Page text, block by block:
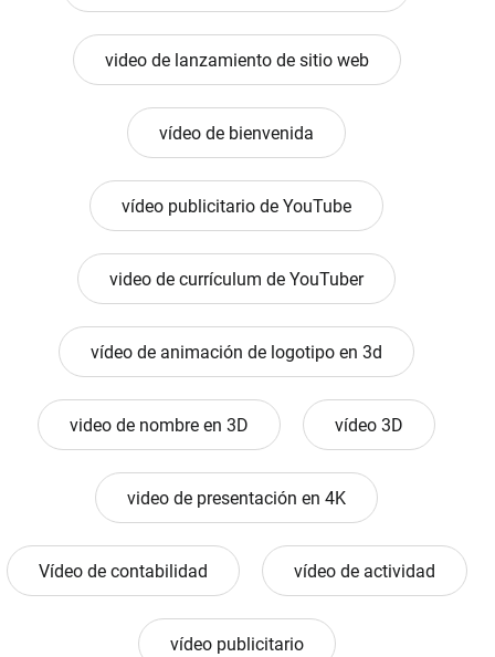
video de lanzamiento de sitio web
vídeo de bienvenida
vídeo publicitario de YouTube
video de currículum de YouTuber
vídeo de animación de logotipo en 3d
video de nombre en 3D vídeo 3D
video de presentación en 4K
Vídeo de contabilidad vídeo de actividad
vídeo publicitario